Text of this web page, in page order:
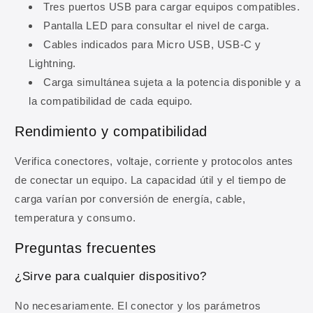
Tres puertos USB para cargar equipos compatibles.
Pantalla LED para consultar el nivel de carga.
Cables indicados para Micro USB, USB-C y
Lightning.
Carga simultánea sujeta a la potencia disponible y a
la compatibilidad de cada equipo.
Rendimiento y compatibilidad
Verifica conectores, voltaje, corriente y protocolos antes
de conectar un equipo. La capacidad útil y el tiempo de
carga varían por conversión de energía, cable,
temperatura y consumo.
Preguntas frecuentes
¿Sirve para cualquier dispositivo?
No necesariamente. El conector y los parámetros
10% DE DESCUENTO
Regístrate y obtén 10% de
descuento en tu primera
Ingresa tu correo para obtener 10% de
descuento en tu primera compra, además de
ofertas y novedades.
Correo electrónico